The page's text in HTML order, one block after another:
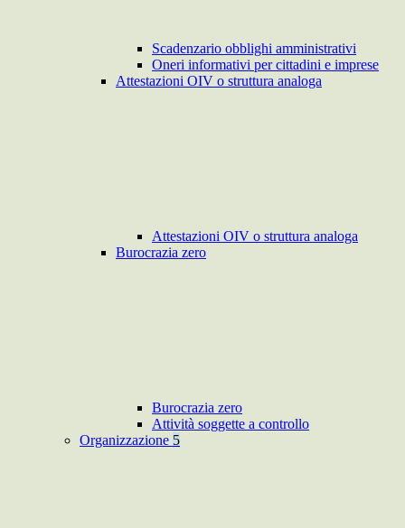
Scadenzario obblighi amministrativi
Oneri informativi per cittadini e imprese
Attestazioni OIV o struttura analoga
Attestazioni OIV o struttura analoga
Burocrazia zero
Burocrazia zero
Attività soggette a controllo
Organizzazione 5